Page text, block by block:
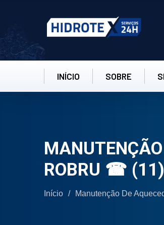
INÍCIO SOBRE
ROBRU ☎
Início / Manutenção De